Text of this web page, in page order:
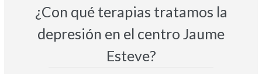
¿Con qué terapias tratamos la
depresión en el centro Jaume
Esteve?